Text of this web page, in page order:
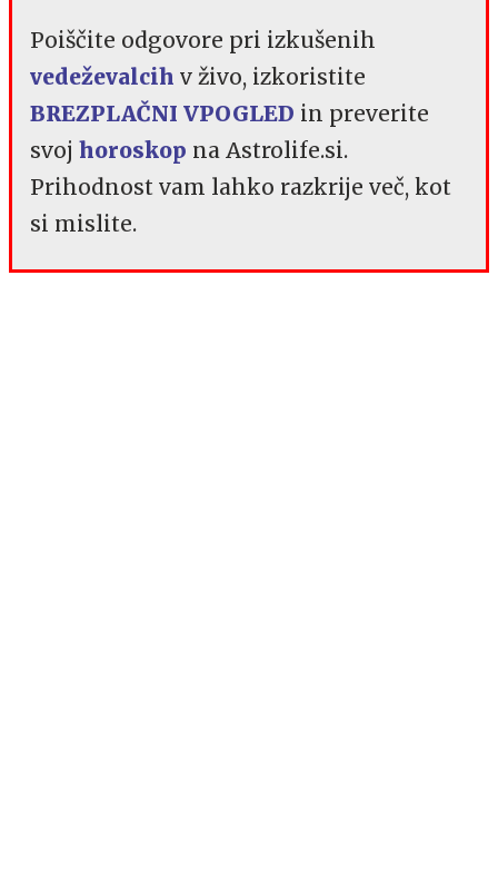
Poiščite odgovore pri izkušenih
vedeževalcih v živo, izkoristite
BREZPLAČNI VPOGLED in preverite
svoj horoskop na Astrolife.si.
Prihodnost vam lahko razkrije več, kot
si mislite.